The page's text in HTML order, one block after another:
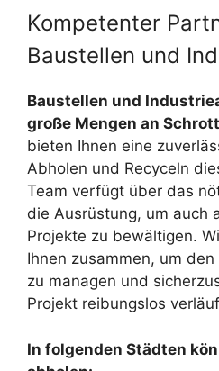
Kompetenter
Baustellen und
Baustellen und
große Mengen an Schrott
bieten Ihnen eine
Abholen und Recyceln
Team verfügt über das
die Ausrüstung, um auch
Projekte zu bewältigen.
Ihnen zusammen, um
zu managen und
Projekt reibungslos
In folgenden Städten